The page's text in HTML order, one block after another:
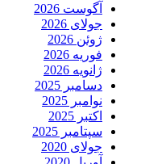
آگوست 2026
جولای 2026
ژوئن 2026
فوریه 2026
ژانویه 2026
دسامبر 2025
نوامبر 2025
اکتبر 2025
سپتامبر 2025
جولای 2020